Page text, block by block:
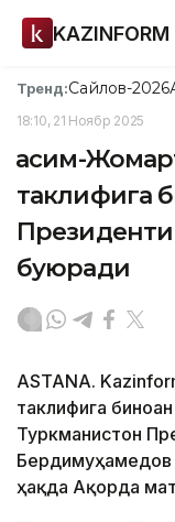
KAZINFORM
Тренд:Сайлов-2026
18:10, 21 Ноябр 2025
Қасим-
таклифига
Президенти
буюради
ASTANA.
таклифига
Туркманистон
ҳақда Ақорда